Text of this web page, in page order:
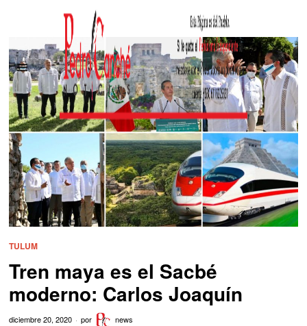
TULUM
Tren maya es el Sacbé
moderno: Carlos Joaquín
diciembre 20, 2020 por news